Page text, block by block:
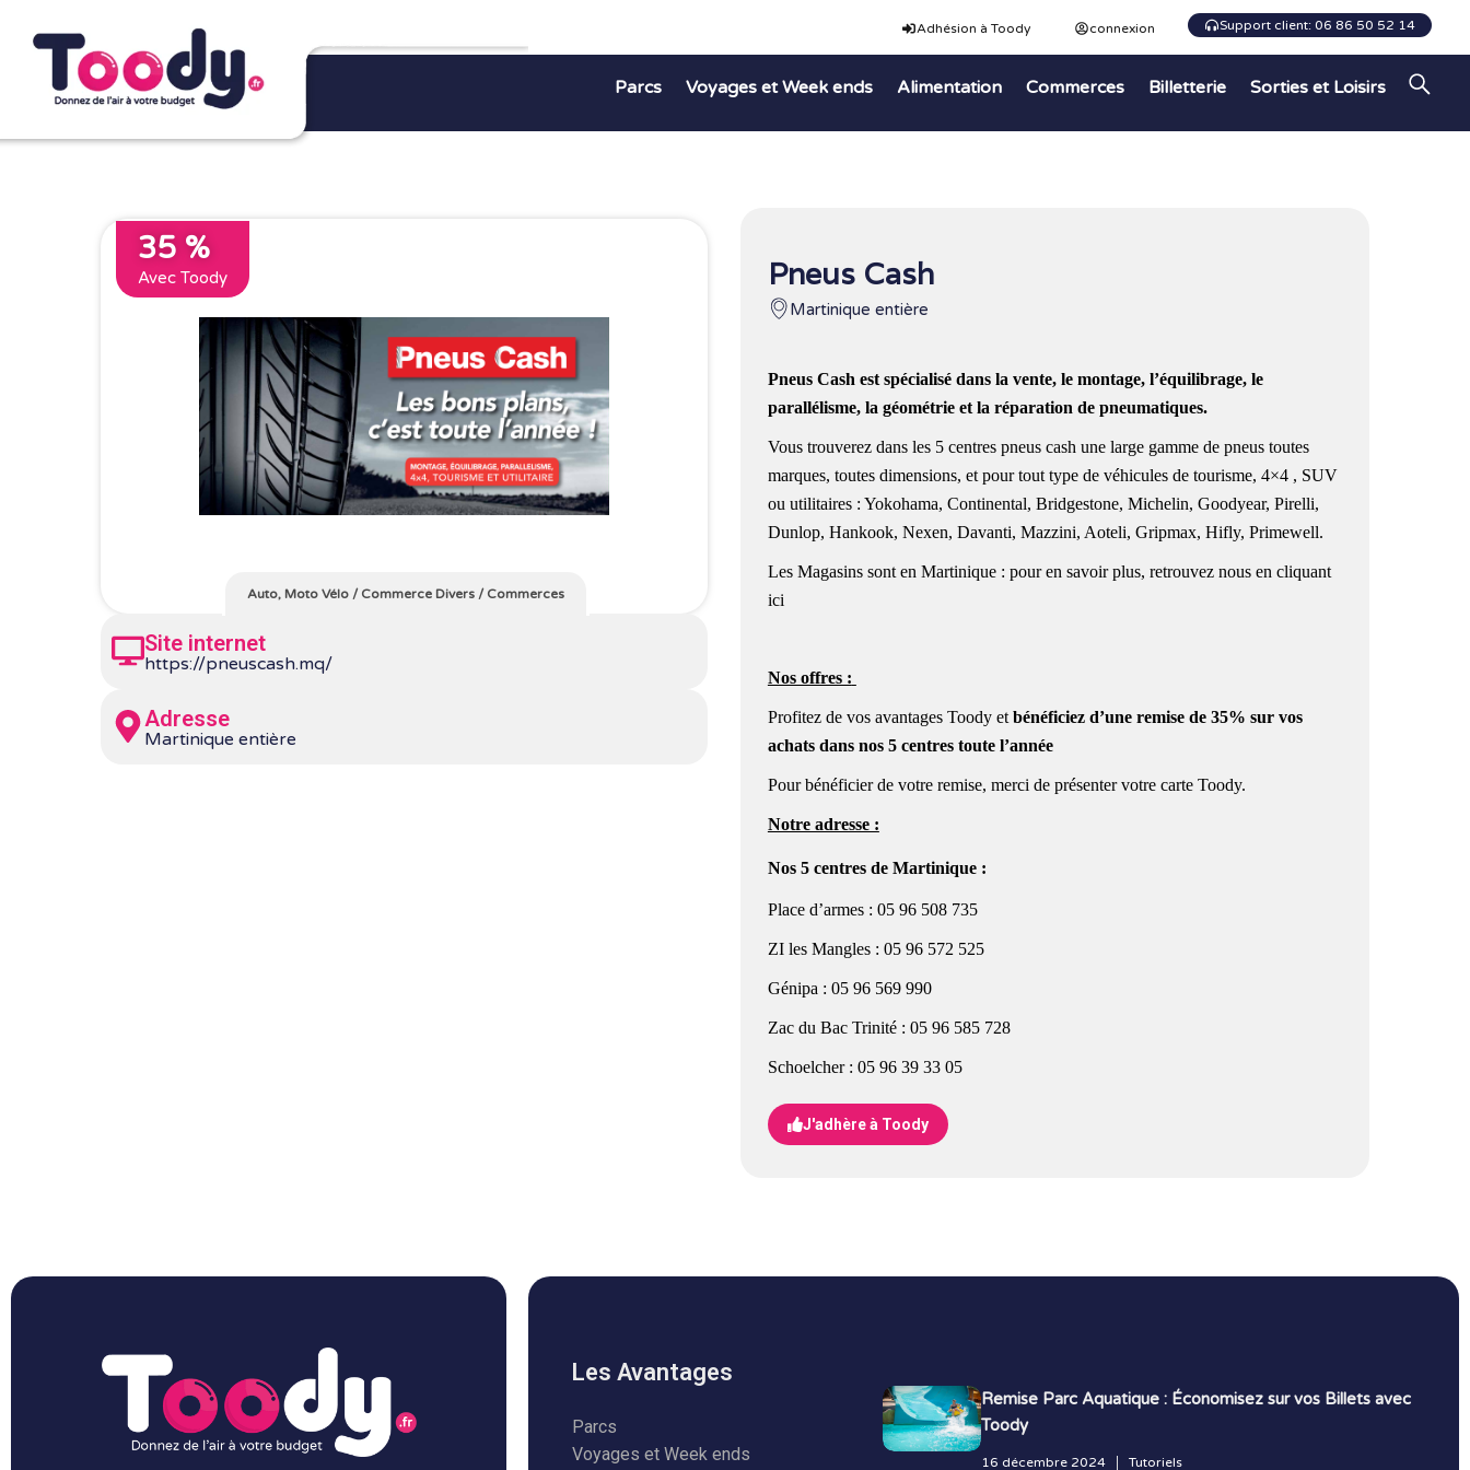
Adhésion à Toody connexion Support client: 06 86 50 52 14
Parcs Voyages et Week ends Alimentation Commerces Billetterie Sorties et Loisirs
35 %
Avec Toody
Auto, Moto Vélo/ Commerce Divers/ Commerces
Site internet
https://pneuscash.mq/
Adresse
Martinique entière
Pneus Cash
Martinique entière
Pneus Cash est spécialisé dans la vente, le montage, l’équilibrage, le
parallélisme, la géométrie et la réparation de pneumatiques.
Vous trouverez dans les 5 centres pneus cash une large gamme de pneus toutes
marques, toutes dimensions, et pour tout type de véhicules de tourisme, 4×4 , SUV
ou utilitaires : Yokohama, Continental, Bridgestone, Michelin, Goodyear, Pirelli,
Dunlop, Hankook, Nexen, Davanti, Mazzini, Aoteli, Gripmax, Hifly, Primewell.
Les Magasins sont en Martinique : pour en savoir plus, retrouvez nous en cliquant
ici
Nos offres :
Profitez de vos avantages Toody etbénéficiez d’une remise de 35% sur vos
achats dans nos 5 centres toute l’année
Pour bénéficier de votre remise, merci de présenter votre carteToody.
Notre adresse :
Nos 5 centres de Martinique :
Place d’armes : 05 96 508 735
ZI les Mangles : 05 96 572 525
Génipa : 05 96 569 990
Zac du Bac Trinité : 05 96 585 728
Schoelcher : 05 96 39 33 05
J'adhère à Toody
Les Avantages
Parcs
Voyages et Week ends
Remise Parc Aquatique : Économisez sur vos Billets avec
Toody
16 décembre 2024 Tutoriels